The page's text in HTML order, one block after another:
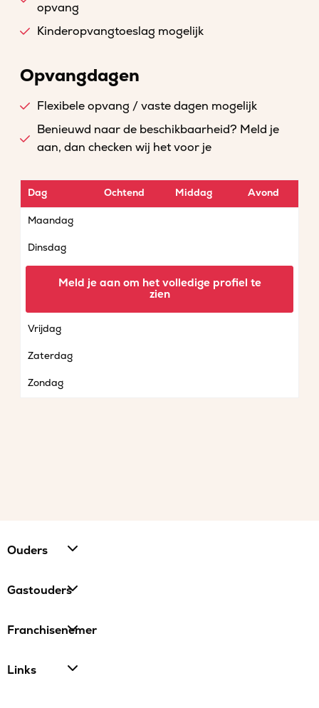
opvang
Kinderopvangtoeslag mogelijk
Opvangdagen
Flexibele opvang / vaste dagen mogelijk
Benieuwd naar de beschikbaarheid? Meld je
aan, dan checken wij het voor je
Dag Ochtend Middag Avond
Maandag
Dinsdag
Vrijdag
Zaterdag
Zondag
Meld je aan om het volledige profiel te
zien
Ouders
Gastouders
Franchisenemer
Links